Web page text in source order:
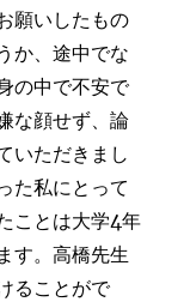
願いしたもの
か、途中でな
の中で不安で
な顔せず、論
いただきまし
た私にとって
ことは大学4年
す。高橋先生
ることがで